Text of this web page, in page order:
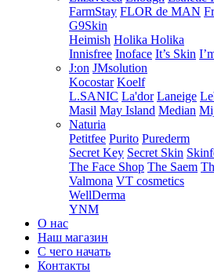
FarmStay FLOR de MAN
G9Skin
Heimish Holika Holika
Innisfree Inoface It’s Skin
J:on JMsolution
Kocostar Koelf
L.SANIC La'dor Laneige
Masil May Island Median
Naturia
Petitfee Purito Purederm
Secret Key Secret Skin
The Face Shop The Saem
Valmona VT cosmetics
WellDerma
YNM
О нас
Наш магазин
С чего начать
Контакты